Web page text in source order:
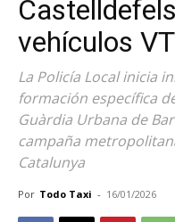
vehículos
La Policía Local inicia
formación específica
Guàrdia Urbana de
campaña
Catalunya
Por Todo Taxi - 16/01/2026